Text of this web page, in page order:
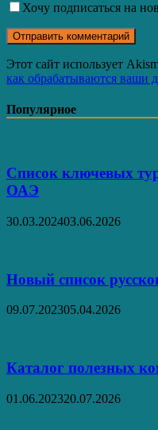
Хочу подписаться на
Этот сайт использует
как обрабатываются ваши
Популярное
Список ключевых
ОАЭ
30.03.202403.06.2026
Новый список
09.07.202305.04.2026
Каталог полезных
01.06.202320.07.2026